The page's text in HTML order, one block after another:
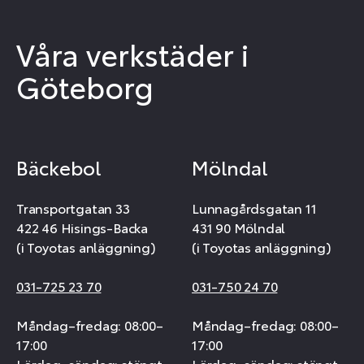
Våra verkstäder i
Göteborg
Bäckebol
Transportgatan 33
422 46 Hisings-Backa
(i Toyotas anläggning)
031-725 23 70
Måndag–fredag: 08:00–
17:00
Mölndal
Lunnagårdsgatan 11
431 90 Mölndal
(i Toyotas anläggning)
031-750 24 70
Måndag–fredag: 08:00–
17:00